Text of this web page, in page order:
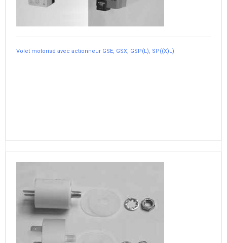
Volet motorisé avec actionneur GSE, GSX, GSP(L), SP((X)L)